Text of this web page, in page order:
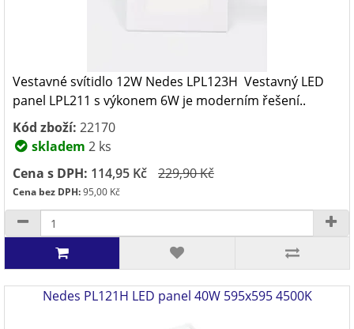
Vestavné svítidlo 12W Nedes LPL123H Vestavný LED
panel LPL211 s výkonem 6W je moderním řešení..
Kód zboží: 22170
skladem 2 ks
Cena s DPH: 114,95 Kč 229,90 Kč
Cena bez DPH:95,00 Kč
Nedes PL121H LED panel 40W 595x595 4500K